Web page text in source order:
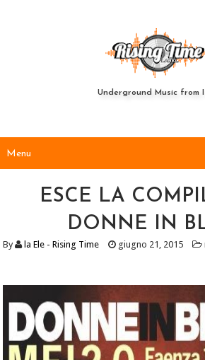
Underground Music from
ESCE LA
DONNE IN
By la Ele - Rising Time giugno 21, 2015